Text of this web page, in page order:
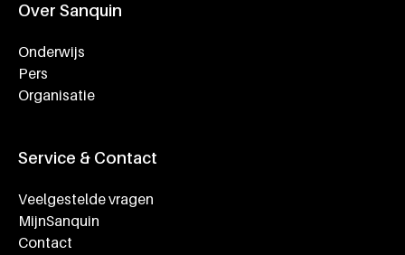
Over Sanquin
Onderwijs
Pers
Organisatie
Service & Contact
Veelgestelde vragen
MijnSanquin
Contact